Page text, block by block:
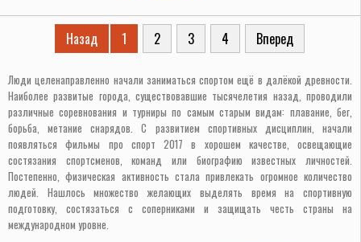
Назад 1 2 3 4 Вперед
Люди целенаправленно начали заниматься спортом ещё в далёкой древности.
Наиболее развитые города, существовавшие тысячелетия назад, проводили
различные соревнования и турниры по самым старым видам: плавание, бег,
борьба, метание снарядов. С развитием спортивных дисциплин, начали
появляться фильмы про спорт 2017 в хорошем качестве, освещающие
состязания спортсменов, команд или биографию известных личностей.
Постепенно, физическая активность стала привлекать огромное количество
людей. Нашлось множество желающих выделять время на спортивную
подготовку, состязаться с соперниками и защищать честь страны на
международном уровне.